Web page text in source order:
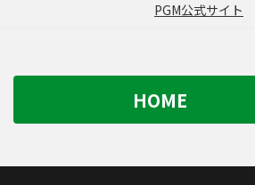
PGM公式サイト
HOME